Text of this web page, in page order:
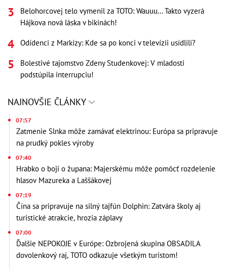
Belohorcovej telo vymenil za TOTO: Wauuu... Takto vyzerá
Hájkova nová láska v bikinách!
Odídenci z Markízy: Kde sa po konci v televízii usídlili?
Bolestivé tajomstvo Zdeny Studenkovej: V mladosti
podstúpila interrupciu!
NAJNOVŠIE ČLÁNKY
07:57
Zatmenie Slnka môže zamávať elektrinou: Európa sa pripravuje
na prudký pokles výroby
07:40
Hrabko o boji o župana: Majerskému môže pomôcť rozdelenie
hlasov Mazureka a Laššákovej
07:19
Čína sa pripravuje na silný tajfún Dolphin: Zatvára školy aj
turistické atrakcie, hrozia záplavy
07:00
Ďalšie NEPOKOJE v Európe: Ozbrojená skupina OBSADILA
dovolenkový raj, TOTO odkazuje všetkým turistom!